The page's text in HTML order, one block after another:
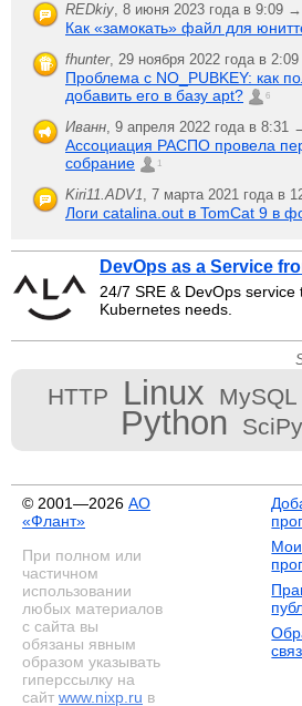
REDkiy, 8 июня 2023 года в 9:09 →
Как «замокать» файл для
fhunter, 29 ноября 2022 года в
Проблема с NO_PUBKEY: как
добавить его в базу apt?
6
Иванн, 9 апреля 2022 года в 8:31
Ассоциация РАСПО провела
собрание
1
Kiri11.ADV1, 7 марта 2021 года в
Логи catalina.out в TomCat 9 в
DevOps as a Service
24/7 SRE & DevOps
Kubernetes needs.
HTTP Linux MySQL
Python SciPy
© 2001—2026 АО
«Флант»
При полном или
частичном
использовании
любых материалов
с сайта вы
обязаны явным
образом указывать
гиперссылку на
сайт www.nixp.ru в
Мои